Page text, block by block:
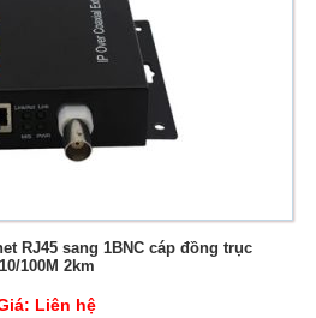
RJ45 sang 1BNC cáp đồng trục
10/100M 2km
Liên hệ